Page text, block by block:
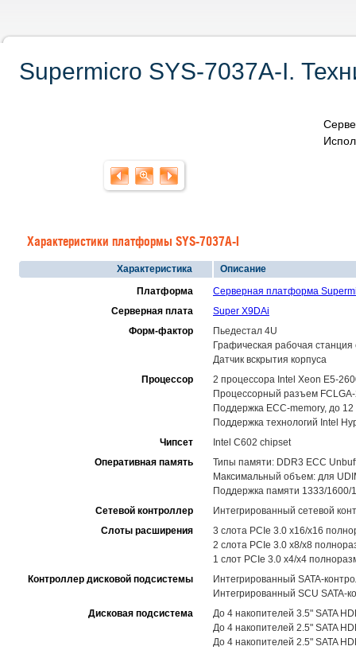
Supermicro SYS-7037A-I.
Характеристики платформы SYS-7037A-I
Характеристика
Описание
Платформа
Серверная платформа
Серверная плата
Super X9DAi
Форм-фактор
Пьедестал 4U
Графическая рабочая
Датчик вскрытия корпуса
Процессор
2 процессора Intel Xeon E5-
Процессорный разъем FCLGA-
Поддержка ECC-memory, до
Поддержка технологий Intel
Чипсет
Intel C602 chipset
Оперативная память
Типы памяти: DDR3 ECC
Максимальный объем: для
Поддержка памяти 1333/1600/
Сетевой контроллер
Интегрированный сетевой
Слоты расширения
3 слота PCIe 3.0 x16/x16
2 слота PCIe 3.0 x8/x8
1 слот PCIe 3.0 x4/x4
Контроллер дисковой подсистемы
Интегрированный SATA-
Интегрированный SCU SATA-
Дисковая подсистема
До 4 накопителей 3.5" SATA
До 4 накопителей 2.5" SATA
До 4 накопителей 2.5" SATA